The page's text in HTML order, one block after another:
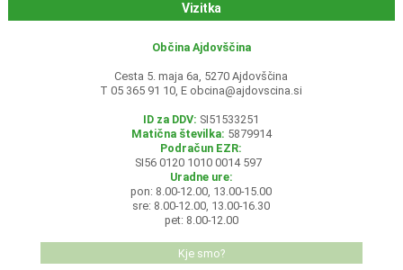
Vizitka
Občina Ajdovščina
Cesta 5. maja 6a, 5270 Ajdovščina
T 05 365 91 10, E obcina@ajdovscina.si
ID za DDV: SI51533251
Matična številka: 5879914
Podračun EZR:
SI56 0120 1010 0014 597
Uradne ure:
pon: 8.00-12.00, 13.00-15.00
sre: 8.00-12.00, 13.00-16.30
pet: 8.00-12.00
Kje smo?